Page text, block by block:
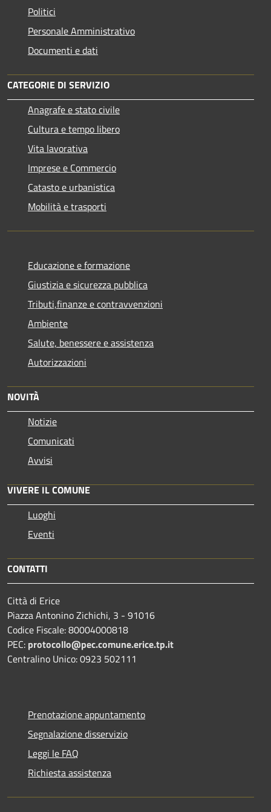
Politici
Personale Amministrativo
Documenti e dati
CATEGORIE DI SERVIZIO
Anagrafe e stato civile
Cultura e tempo libero
Vita lavorativa
Imprese e Commercio
Catasto e urbanistica
Mobilità e trasporti
Educazione e formazione
Giustizia e sicurezza pubblica
Tributi,finanze e contravvenzioni
Ambiente
Salute, benessere e assistenza
Autorizzazioni
NOVITÀ
Notizie
Comunicati
Avvisi
VIVERE IL COMUNE
Luoghi
Eventi
CONTATTI
Città di Erice
Piazza Antonino Zichichi, 3 - 91016
Codice Fiscale: 80004000818
PEC: protocollo@pec.comune.erice.tp.it
Centralino Unico: 0923 502111
Prenotazione appuntamento
Segnalazione disservizio
Leggi le FAQ
Richiesta assistenza